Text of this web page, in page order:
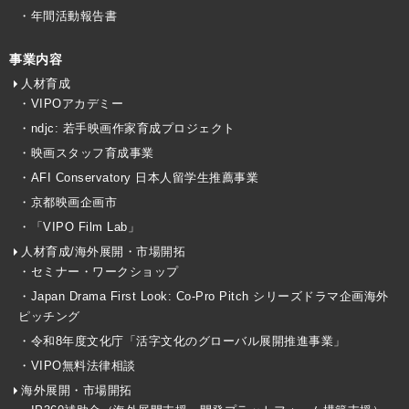
・年間活動報告書
事業内容
人材育成
・VIPOアカデミー
・ndjc: 若手映画作家育成プロジェクト
・映画スタッフ育成事業
・AFI Conservatory 日本人留学生推薦事業
・京都映画企画市
・「VIPO Film Lab」
人材育成/海外展開・市場開拓
・セミナー・ワークショップ
・Japan Drama First Look: Co-Pro Pitch シリーズドラマ企画海外
ピッチング
・令和8年度文化庁「活字文化のグローバル展開推進事業」
・VIPO無料法律相談
海外展開・市場開拓